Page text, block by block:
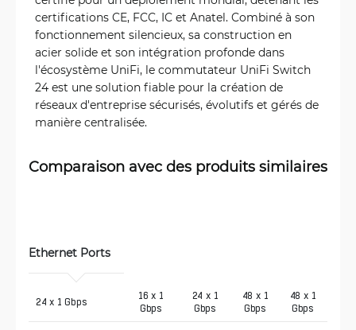
certifications CE, FCC, IC et Anatel. Combiné à son
fonctionnement silencieux, sa construction en
acier solide et son intégration profonde dans
l'écosystème UniFi, le commutateur UniFi Switch
24 est une solution fiable pour la création de
réseaux d'entreprise sécurisés, évolutifs et gérés de
manière centralisée.
Comparaison avec des produits similaires
Ethernet Ports
24 x 1 Gbps
16 x 1
Gbps
24 x 1
Gbps
48 x 1
Gbps
48 x 1
Gbps